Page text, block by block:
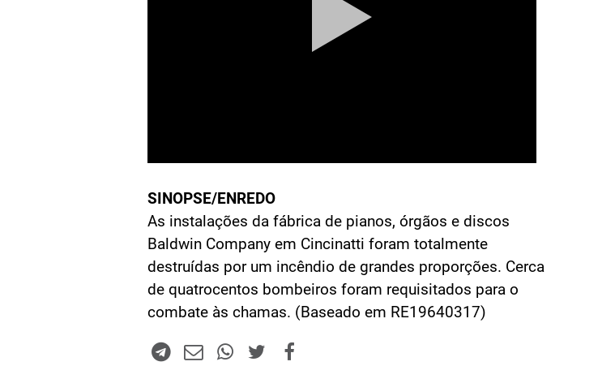
SINOPSE/ENREDO
As instalações da fábrica de pianos, órgãos e discos
Baldwin Company em Cincinatti foram totalmente
destruídas por um incêndio de grandes proporções. Cerca
de quatrocentos bombeiros foram requisitados para o
combate às chamas. (Baseado em RE19640317)